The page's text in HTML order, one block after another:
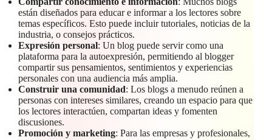
están diseñados para educar e informar a los lectores sobre
temas específicos. Esto puede incluir tutoriales, noticias de la
industria, o consejos prácticos.
Expresión personal: Un blog puede servir como una
plataforma para la autoexpresión, permitiendo al blogger
compartir sus pensamientos, sentimientos y experiencias
personales con una audiencia más amplia.
Construir una comunidad: Los blogs a menudo reúnen a
personas con intereses similares, creando un espacio para que
los lectores interactúen, compartan ideas y fomenten
discusiones.
Promoción y marketing: Para las empresas y profesionales,